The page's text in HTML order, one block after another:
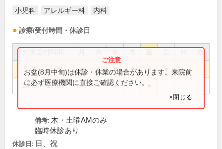
小児科 アレルギー科 内科
診療/受付時間・休診日
祝
9:00～12:00 ● ● ● ● ●
14:00～17:30 ● ● ●
お盆(8月中旬)は休診・休業の場合があります。来院前
に必ず医療機関に直接ご確認ください。
×閉じる
備考: 木・土曜AMのみ
臨時休診あり
休診日: 日、祝